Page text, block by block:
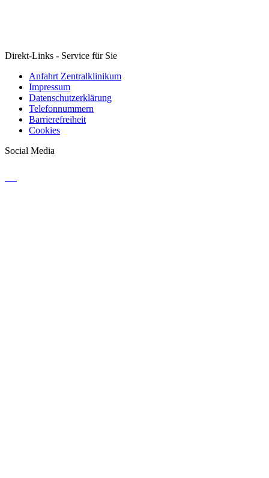
Direkt-Links - Service für Sie
Anfahrt Zentralklinikum
Impressum
Datenschutzerklärung
Telefonnummern
Barrierefreiheit
Cookies
Social Media